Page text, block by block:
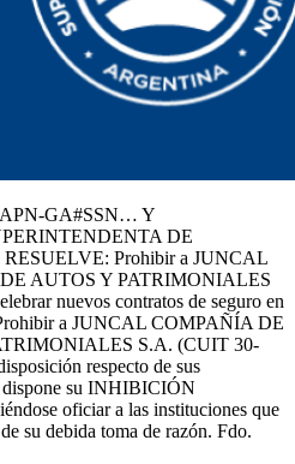
APN-GA#SSN… Y
DE
Prohibir a JUNCAL
AUTOS Y PATRIMONIALES
nuevos contratos de seguro en
a JUNCAL COMPAÑÍA DE
S.A. (CUIT 30-
respecto de sus
dispone su INHIBICIÓN
oficiar a las instituciones que
su debida toma de razón. Fdo.